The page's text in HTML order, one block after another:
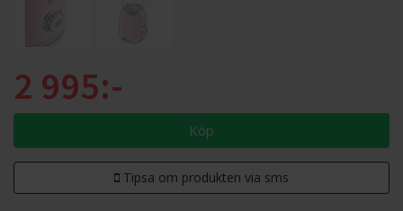
2 995:-
Köp
Tipsa om produkten via sms